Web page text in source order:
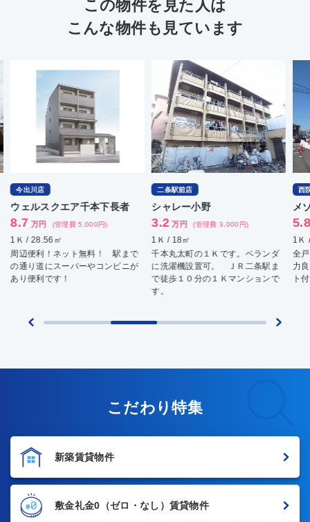
この物件を見た人は
こんな物件も見ています
今出川店
ウェルスクエア千本下長者
8.7 万円 (管理費 5,000円)
1Ｋ / 28.56㎡
周辺便利！ネット無料！ 駅まで
の通り道にスーパーやコンビニが
あり便利です！
二条駅前店
シャレー小野
3.2 万円 (管理費 3,000円)
1Ｋ / 18㎡
千本丸太町の１Ｋです。ベランダ
に洗濯機設置可。 ＪＲ二条駅ま
で徒歩１０分の１Ｋマンションで
す。
西
メ
5.8
1Ｋ
全
力
ト
こだわり特集
新築賃貸物件
敷金礼金0 （ゼロ・なし）賃貸物件